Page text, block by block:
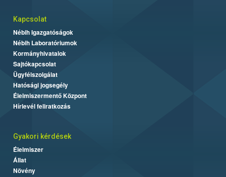
Kapcsolat
Nébih Igazgatóságok
Nébih Laboratóriumok
Kormányhivatalok
Sajtókapcsolat
Ügyfélszolgálat
Hatósági jogsegély
Élelmiszermentő Központ
Hírlevél feliratkozás
Gyakori kérdések
Élelmiszer
Állat
Növény